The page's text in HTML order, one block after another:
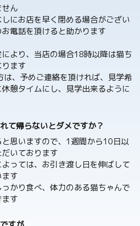
ん
にお店を早く閉める場合がござい
電話を頂けると助かります
より、当店の場合18時以降は猫ち
ます
、予めご連絡を頂ければ、見学希
憩タイムにし、見学出来るように
て帰らないとダメですか？
思いますので、1週間から10日以
いております
っては、お引き渡し日を伸ばして
す
かり食べ、体力のある猫ちゃんで
す